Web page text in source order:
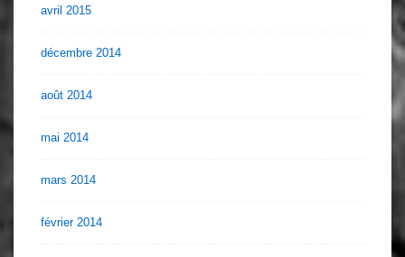
avril 2015
décembre 2014
août 2014
mai 2014
mars 2014
février 2014